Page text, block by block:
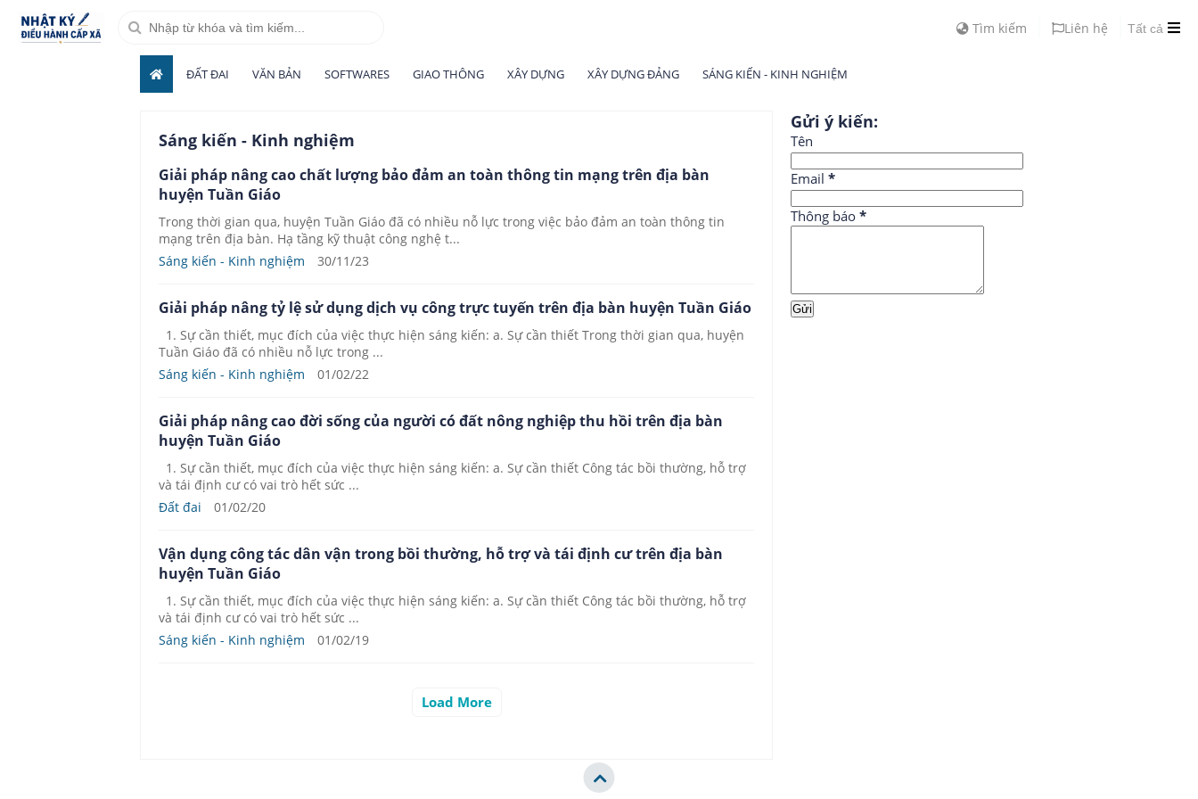
Tìm kiếm Liên hệ Tất cả
ĐẤT ĐAI VĂN BẢN SOFTWARES GIAO THÔNG XÂY DỰNG XÂY DỰNG ĐẢNG SÁNG KIẾN - KINH NGHIỆM
Sáng kiến - Kinh nghiệm
Giải pháp nâng cao chất lượng bảo đảm an toàn thông tin mạng trên địa bàn
huyện Tuần Giáo
Trong thời gian qua, huyện Tuần Giáo đã có nhiều nỗ lực trong việc bảo đảm an toàn thông tin
mạng trên địa bàn. Hạ tầng kỹ thuật công nghệ t...
Sáng kiến - Kinh nghiệm
30/11/23
Giải pháp nâng tỷ lệ sử dụng dịch vụ công trực tuyến trên địa bàn huyện Tuần Giáo
1. Sự cần thiết, mục đích của việc thực hiện sáng kiến: a. Sự cần thiết Trong thời gian qua, huyện
Tuần Giáo đã có nhiều nỗ lực trong ...
Sáng kiến - Kinh nghiệm
01/02/22
Giải pháp nâng cao đời sống của người có đất nông nghiệp thu hồi trên địa bàn
huyện Tuần Giáo
1. Sự cần thiết, mục đích của việc thực hiện sáng kiến: a. Sự cần thiết Công tác bồi thường, hỗ trợ
và tái định cư có vai trò hết sức ...
Đất đai
01/02/20
Vận dụng công tác dân vận trong bồi thường, hỗ trợ và tái định cư trên địa bàn
huyện Tuần Giáo
1. Sự cần thiết, mục đích của việc thực hiện sáng kiến: a. Sự cần thiết Công tác bồi thường, hỗ trợ
và tái định cư có vai trò hết sức ...
Sáng kiến - Kinh nghiệm
01/02/19
Load More
Gửi ý kiến:
Tên
Email *
Thông báo *